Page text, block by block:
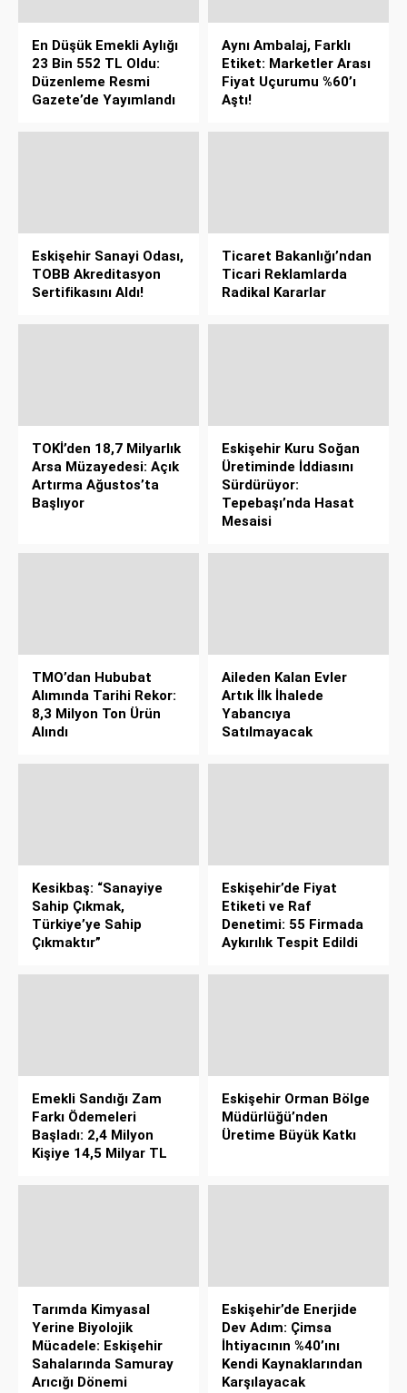
En Düşük Emekli Aylığı
23 Bin 552 TL Oldu:
Düzenleme Resmi
Gazete’de Yayımlandı
Aynı Ambalaj, Farklı
Etiket: Marketler Arası
Fiyat Uçurumu %60’ı
Aştı!
Eskişehir Sanayi Odası,
TOBB Akreditasyon
Sertifikasını Aldı!
Ticaret Bakanlığı’ndan
Ticari Reklamlarda
Radikal Kararlar
TOKİ’den 18,7 Milyarlık
Arsa Müzayedesi: Açık
Artırma Ağustos’ta
Başlıyor
Eskişehir Kuru Soğan
Üretiminde İddiasını
Sürdürüyor:
Tepebaşı’nda Hasat
Mesaisi
TMO’dan Hububat
Alımında Tarihi Rekor:
8,3 Milyon Ton Ürün
Alındı
Aileden Kalan Evler
Artık İlk İhalede
Yabancıya
Satılmayacak
Kesikbaş: “Sanayiye
Sahip Çıkmak,
Türkiye’ye Sahip
Çıkmaktır”
Eskişehir’de Fiyat
Etiketi ve Raf
Denetimi: 55 Firmada
Aykırılık Tespit Edildi
Emekli Sandığı Zam
Farkı Ödemeleri
Başladı: 2,4 Milyon
Kişiye 14,5 Milyar TL
Eskişehir Orman Bölge
Müdürlüğü’nden
Üretime Büyük Katkı
Tarımda Kimyasal
Yerine Biyolojik
Mücadele: Eskişehir
Sahalarında Samuray
Arıcığı Dönemi
Eskişehir’de Enerjide
Dev Adım: Çimsa
İhtiyacının %40’ını
Kendi Kaynaklarından
Karşılayacak